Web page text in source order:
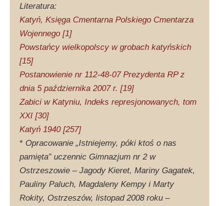
Literatura:
Katyń, Księga Cmentarna Polskiego Cmentarza
Wojennego [1]
Powstańcy wielkopolscy w grobach katyńskich
[15]
Postanowienie nr 112-48-07 Prezydenta RP z
dnia 5 października 2007 r. [19]
Zabici w Katyniu, Indeks represjonowanych, tom
XXI [30]
Katyń 1940 [257]
* Opracowanie „Istniejemy, póki ktoś o nas
pamięta” uczennic Gimnazjum nr 2 w
Ostrzeszowie – Jagody Kieret, Mariny Gagatek,
Pauliny Paluch, Magdaleny Kempy i Marty
Rokity, Ostrzeszów, listopad 2008 roku –